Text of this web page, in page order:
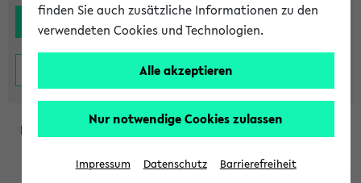
finden Sie auch zusätzliche Informationen zu den
verwendeten Cookies und Technologien.
Alle akzeptieren
Nur notwendige Cookies zulassen
Impressum Datenschutz Barrierefreiheit